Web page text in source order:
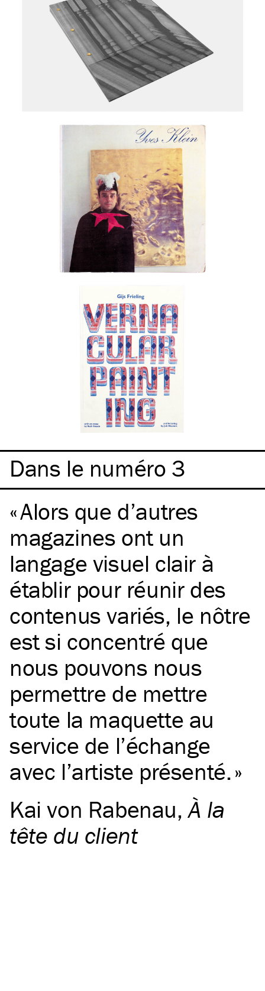
Dans le numéro 3
Alors que d’autres
magazines ont un
langage visuel clair à
établir pour réunir des
contenus variés, le nôtre
est si concentré que
nous pouvons nous
permettre de mettre
toute la maquette au
service de l’échange
avec l’artiste présenté.
Kai von Rabenau,À la
tête du client